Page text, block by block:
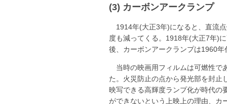
(3) カーボンアークランプ
1914年(大正3年)になると、直流
度も減ってくる。1918年(大正7年)
後、カーボンアークランプは1960
当時の映画用フィルムは可燃性で
た。火災防止の点から発光部を封止
映写できる高輝度ランプ化が時代の
ができないという上映上の理由、カ